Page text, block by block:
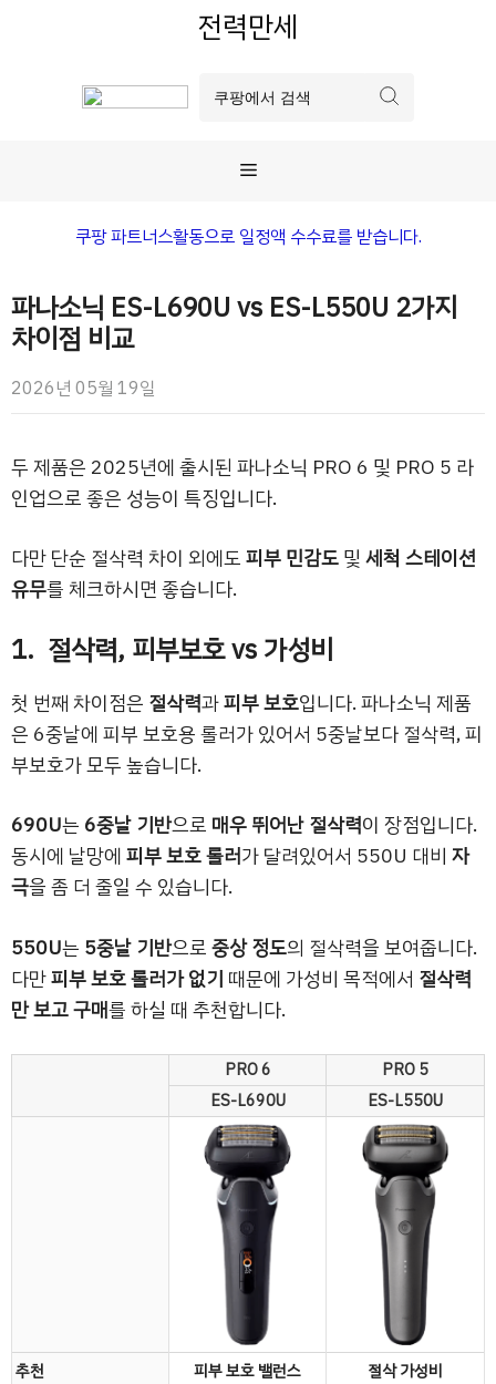
전력만세
메
뉴
쿠팡 파트너스활동으로 일정액 수수료를 받습니다.
파나소닉 ES-L690U vs ES-L550U 2가지
차이점 비교
2026년 05월 19일
두 제품은 2025년에 출시된 파나소닉 PRO 6 및 PRO 5 라
인업으로 좋은 성능이 특징입니다.
다만 단순 절삭력 차이 외에도피부 민감도및세척 스테이션
유무를 체크하시면 좋습니다.
1. 절삭력, 피부보호 vs 가성비
첫 번째 차이점은 절삭력과피부 보호입니다. 파나소닉 제품
은 6중날에 피부 보호용 롤러가 있어서 5중날보다 절삭력, 피
부보호가 모두 높습니다.
690U는 6중날 기반으로 매우 뛰어난 절삭력이 장점입니다.
동시에 날망에피부 보호 롤러가 달려있어서 550U 대비 자
극을 좀 더 줄일 수 있습니다.
550U는 5중날 기반으로중상 정도의 절삭력을 보여줍니다.
다만피부 보호 롤러가 없기 때문에 가성비 목적에서 절삭력
만 보고 구매를 하실 때 추천합니다.
PRO 6
PRO 5
ES-L690U
ES-L550U
추천 피부 보호 밸런스
절삭 가성비